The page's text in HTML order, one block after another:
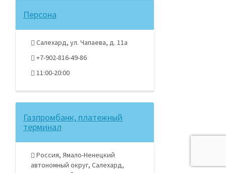
Персона
Салехард, ул. Чапаева, д. 11а
+7-902-816-49-86
11:00-20:00
Газпромбанк, платежный
терминал
Россия, Ямало-Ненецкий
автономный округ, Салехард,